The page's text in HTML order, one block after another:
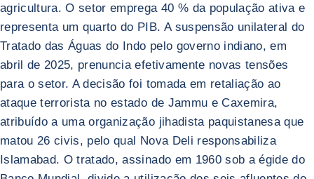
agricultura. O setor emprega 40 % da população ativa e
representa um quarto do PIB. A suspensão unilateral do
Tratado das Águas do Indo pelo governo indiano, em
abril de 2025, prenuncia efetivamente novas tensões
para o setor. A decisão foi tomada em retaliação ao
ataque terrorista no estado de Jammu e Caxemira,
atribuído a uma organização jihadista paquistanesa que
matou 26 civis, pelo qual Nova Deli responsabiliza
Islamabad. O tratado, assinado em 1960 sob a égide do